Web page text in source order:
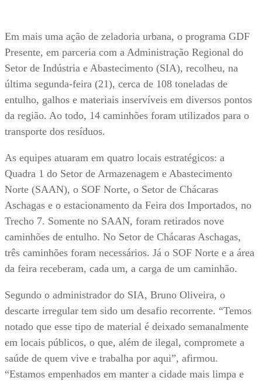
Em mais uma ação de zeladoria urbana, o programa GDF
Presente, em parceria com a Administração Regional do
Setor de Indústria e Abastecimento (SIA), recolheu, na
última segunda-feira (21), cerca de 108 toneladas de
entulho, galhos e materiais inservíveis em diversos pontos
da região. Ao todo, 14 caminhões foram utilizados para o
transporte dos resíduos.
As equipes atuaram em quatro locais estratégicos: a
Quadra 1 do Setor de Armazenagem e Abastecimento
Norte (SAAN), o SOF Norte, o Setor de Chácaras
Aschagas e o estacionamento da Feira dos Importados, no
Trecho 7. Somente no SAAN, foram retirados nove
caminhões de entulho. No Setor de Chácaras Aschagas,
três caminhões foram necessários. Já o SOF Norte e a área
da feira receberam, cada um, a carga de um caminhão.
Segundo o administrador do SIA, Bruno Oliveira, o
descarte irregular tem sido um desafio recorrente. “Temos
notado que esse tipo de material é deixado semanalmente
em locais públicos, o que, além de ilegal, compromete a
saúde de quem vive e trabalha por aqui”, afirmou.
“Estamos empenhados em manter a cidade mais limpa e